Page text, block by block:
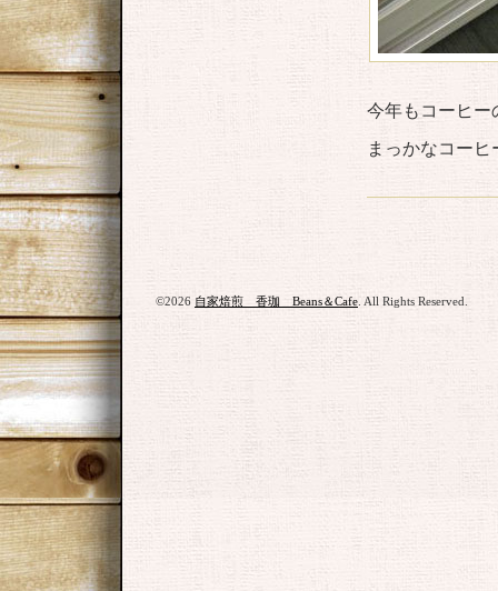
今年もコーヒー
まっかなコー
©2026 自家焙煎 香珈 Beans＆Cafe . All Rights Reserved.